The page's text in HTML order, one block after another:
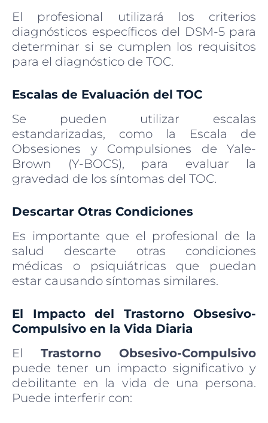
El profesional utilizará los criterios
diagnósticos específicos del DSM-5 para
determinar si se cumplen los requisitos
para el diagnóstico de TOC.
Escalas de Evaluación del TOC
Se pueden utilizar escalas
estandarizadas, como la Escala de
Obsesiones y Compulsiones de Yale-
Brown (Y-BOCS), para evaluar la
gravedad de los síntomas del TOC.
Descartar Otras Condiciones
Es importante que el profesional de la
salud descarte otras condiciones
médicas o psiquiátricas que puedan
estar causando síntomas similares.
El Impacto del Trastorno Obsesivo-
Compulsivo en la Vida Diaria
El Trastorno Obsesivo-Compulsivo
puede tener un impacto significativo y
debilitante en la vida de una persona.
Puede interferir con: